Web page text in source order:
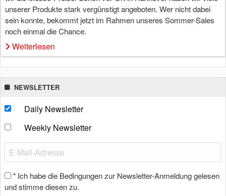
unserer Produkte stark vergünstigt angeboten. Wer nicht dabei
sein konnte, bekommt jetzt im Rahmen unseres Sommer-Sales
noch einmal die Chance.
Weiterlesen
NEWSLETTER
Daily Newsletter
Weekly Newsletter
* Ich habe die Bedingungen zur Newsletter-Anmeldung gelesen
und stimme diesen zu.